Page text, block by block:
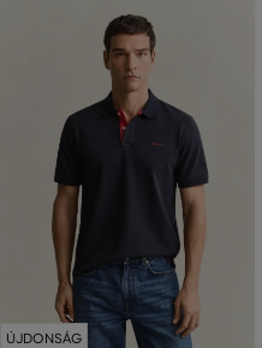
ÚJDONSÁG